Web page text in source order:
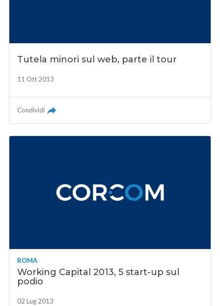
Tutela minori sul web, parte il tour
11 Ott 2013
Condividi
ROMA
Working Capital 2013, 5 start-up sul
podio
02 Lug 2013